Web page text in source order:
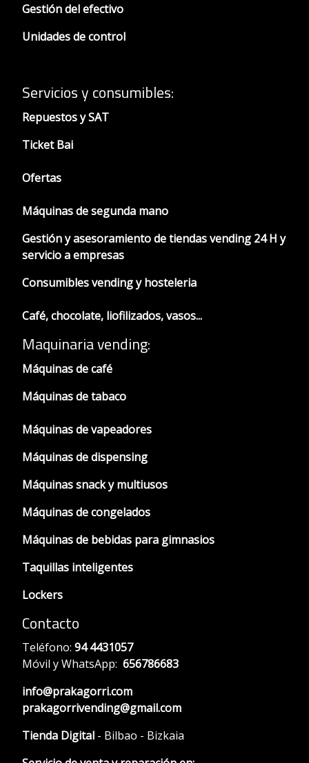
Gestión del efectivo
Unidades de control
Servicios y consumibles:
Repuestos y SAT
Ticket Bai
Ofertas
Máquinas de segunda mano
Gestión y asesoramiento de tiendas vending 24 H y
servicio a empresas
Consumibles vending y hosteleria
Café, chocolate, liofilizados, vasos...
Maquinaria vending:
Máquinas de café
Máquinas de tabaco
Máquinas de vapeadores
Máquinas de dispensing
Máquinas snack y multiusos
Máquinas de congelados
Máquinas de bebidas para gimnasios
Taquillas inteligentes
Lockers
Contacto
Teléfono: 94 4431057
Móvil y WhatsApp: 656786683
info@prakagorri.com
prakagorrivending@gmail.com
Tienda Digital - Bilbao - Bizkaia